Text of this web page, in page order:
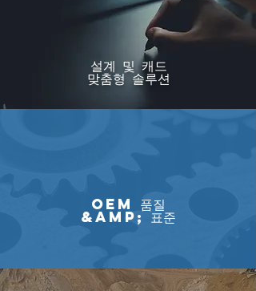
설계 및 캐드
맞춤형 솔루션
OEM 품질
&amp; 표준